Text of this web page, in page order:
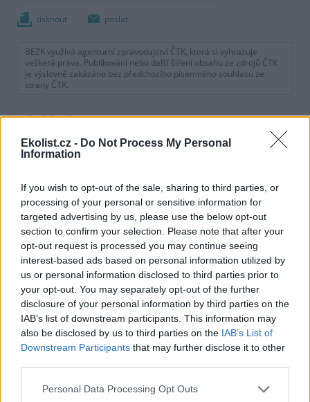
Ekolist.cz - Do Not Process My Personal
Information
If you wish to opt-out of the sale, sharing to third parties, or
processing of your personal or sensitive information for
targeted advertising by us, please use the below opt-out
section to confirm your selection. Please note that after your
opt-out request is processed you may continue seeing
interest-based ads based on personal information utilized by
us or personal information disclosed to third parties prior to
your opt-out. You may separately opt-out of the further
disclosure of your personal information by third parties on the
IAB’s list of downstream participants. This information may
also be disclosed by us to third parties on the IAB’s List of
Downstream Participants that may further disclose it to other
Personal Data Processing Opt Outs
tisknout poslat
BEZK využívá agenturní zpravodajství ČTK, která si vyhrazuje
veškerá práva. Publikování nebo další šíření obsahu ze zdrojů ČTK
je výslovně zakázáno bez předchozího písemného souhlasu ze
strany ČTK.
Dále čtěte |
Senát má akční plán EU pro
Ministerstvo zvažuje větší
podporu bílkovinných plodin,
například hrachu či sóji
Ministerstvo zemědělství
splnilo 23 procent z
programových cílů, řekl
Šebestyán
reklama